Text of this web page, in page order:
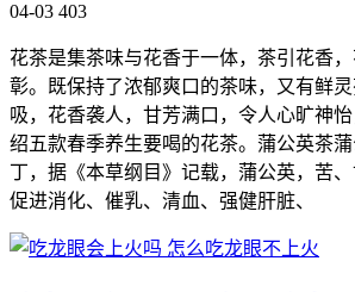
04-03 403
花茶是集茶味与花香于一体，茶引花香
彰。既保持了浓郁爽口的茶味，又有鲜
吸，花香袭人，甘芳满口，令人心旷神
绍五款春季养生要喝的花茶。蒲公英茶
丁，据《本草纲目》记载，蒲公英，苦
促进消化、催乳、清血、强健肝脏、